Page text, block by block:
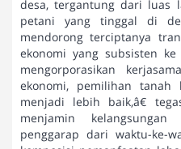
desa, tergantung dari luas
petani yang tinggal di
mendorong terciptanya
ekonomi yang subsisten
mengorporasikan
ekonomi, pemilihan tanah
menjadi lebih baik,â€
menjamin
penggarap dari waktu-ke-